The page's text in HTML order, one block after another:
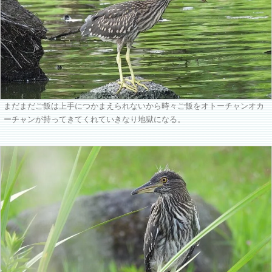
まだまだご飯は上手につかまえられないから時々ご飯をオトーチャンオカ
ーチャンが持ってきてくれていきなり地獄になる。